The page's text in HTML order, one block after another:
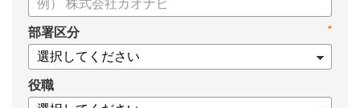
*
部署区分
役職